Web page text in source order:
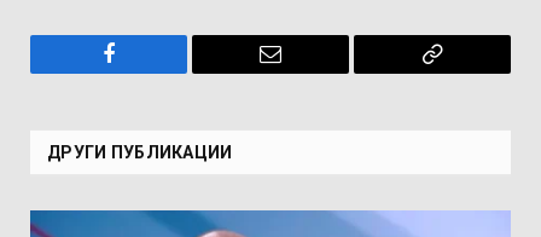
Facebook Имейл
Копирай
ДРУГИ ПУБЛИКАЦИИ